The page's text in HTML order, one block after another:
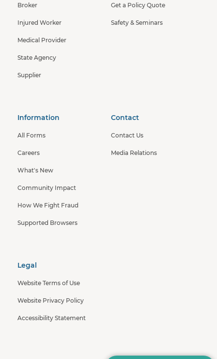
Broker
Injured Worker
Medical Provider
State Agency
Supplier
Get a Policy Quote
Safety & Seminars
Information
All Forms
Careers
What's New
Community Impact
How We Fight Fraud
Supported Browsers
Contact
Contact Us
Media Relations
Legal
Website Terms of Use
Website Privacy Policy
Accessibility Statement